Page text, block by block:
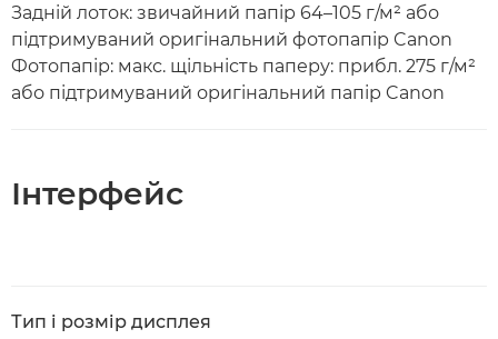
Задній лоток: звичайний папір 64–105 г/м² або
підтримуваний оригінальний фотопапір Canon
Фотопапір: макс. щільність паперу: прибл. 275 г/м²
або підтримуваний оригінальний папір Canon
Інтерфейс
Тип і розмір дисплея